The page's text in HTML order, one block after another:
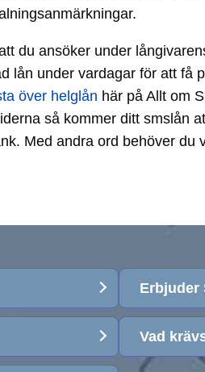
du ansöker under
lån under vardagar för att
över helglån här på Allt om
så kommer ditt smslån
Med andra ord behöver
Erbjuder
Vad